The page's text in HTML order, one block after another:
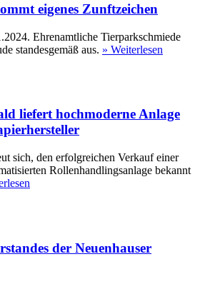
eigenes Zunftzeichen
Ehrenamtliche Tierparkschmiede
standesgemäß aus. » Weiterlesen
liefert hochmoderne Anlage
sich, den erfolgreichen Verkauf einer
Rollenhandlingsanlage bekannt
der Neuenhauser